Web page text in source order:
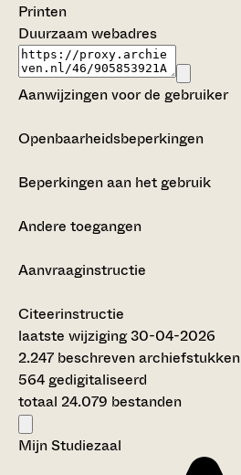
Printen
Duurzaam webadres
Aanwijzingen voor de gebruiker
Openbaarheidsbeperkingen
Beperkingen aan het gebruik
Andere toegangen
Aanvraaginstructie
Citeerinstructie
laatste wijziging 30-04-2026
2.247 beschreven archiefstukken
564 gedigitaliseerd
totaal 24.079 bestanden
Mijn Studiezaal